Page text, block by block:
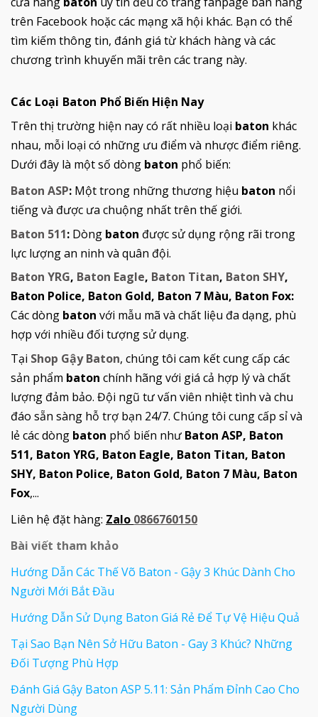
trên Facebook hoặc các mạng xã hội khác. Bạn có thể
tìm kiếm thông tin, đánh giá từ khách hàng và các
chương trình khuyến mãi trên các trang này.
Các Loại Baton Phổ Biến Hiện Nay
Trên thị trường hiện nay có rất nhiều loại baton khác
nhau, mỗi loại có những ưu điểm và nhược điểm riêng.
Dưới đây là một số dòng baton phổ biến:
Baton ASP: Một trong những thương hiệu baton nổi
tiếng và được ưa chuộng nhất trên thế giới.
Baton 511: Dòng baton được sử dụng rộng rãi trong
lực lượng an ninh và quân đội.
Baton YRG, Baton Eagle, Baton Titan, Baton SHY,
Baton Police, Baton Gold, Baton 7 Màu, Baton Fox:
Các dòng baton với mẫu mã và chất liệu đa dạng, phù
hợp với nhiều đối tượng sử dụng.
Tại Shop Gậy Baton, chúng tôi cam kết cung cấp các
sản phẩm baton chính hãng với giá cả hợp lý và chất
lượng đảm bảo. Đội ngũ tư vấn viên nhiệt tình và chu
đáo sẵn sàng hỗ trợ bạn 24/7. Chúng tôi cung cấp sỉ và
lẻ các dòng baton phổ biến như Baton ASP, Baton
511, Baton YRG, Baton Eagle, Baton Titan, Baton
SHY, Baton Police, Baton Gold, Baton 7 Màu, Baton
Fox,...
Liên hệ đặt hàng: Zalo 0866760150
Bài viết tham khảo
Hướng Dẫn Các Thế Võ Baton - Gậy 3 Khúc Dành Cho
Người Mới Bắt Đầu
Hướng Dẫn Sử Dụng Baton Giá Rẻ Để Tự Vệ Hiệu Quả
Tại Sao Bạn Nên Sở Hữu Baton - Gay 3 Khúc? Những
Đối Tượng Phù Hợp
Đánh Giá Gậy Baton ASP 5.11: Sản Phẩm Đỉnh Cao Cho
Người Dùng